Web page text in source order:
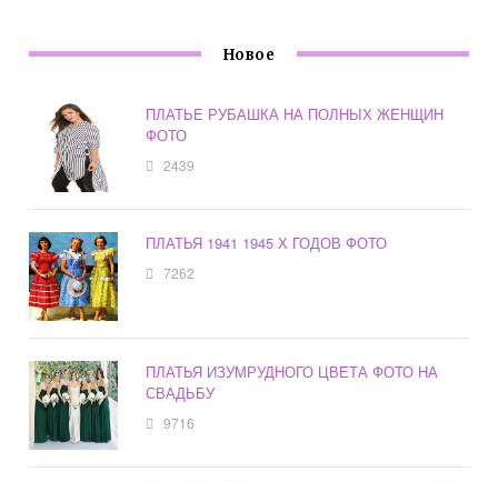
Новое
ПЛАТЬЕ РУБАШКА НА ПОЛНЫХ ЖЕНЩИН
ФОТО
2439
ПЛАТЬЯ 1941 1945 Х ГОДОВ ФОТО
7262
ПЛАТЬЯ ИЗУМРУДНОГО ЦВЕТА ФОТО НА
СВАДЬБУ
9716